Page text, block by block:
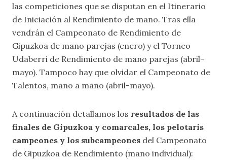
las competiciones que se disputan en el Itinerario
de Iniciación al Rendimiento de mano. Tras ella
vendrán el Campeonato de Rendimiento de
Gipuzkoa de mano parejas (enero) y el Torneo
Udaberri de Rendimiento de mano parejas (abril-
mayo). Tampoco hay que olvidar el Campeonato de
Talentos, mano a mano (abril-mayo).
A continuación detallamos los resultados de las
finales de Gipuzkoa y comarcales, los pelotaris
campeones y los subcampeones del Campeonato
de Gipuzkoa de Rendimiento (mano individual):